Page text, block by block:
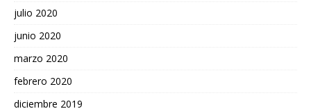
julio 2020
junio 2020
marzo 2020
febrero 2020
diciembre 2019